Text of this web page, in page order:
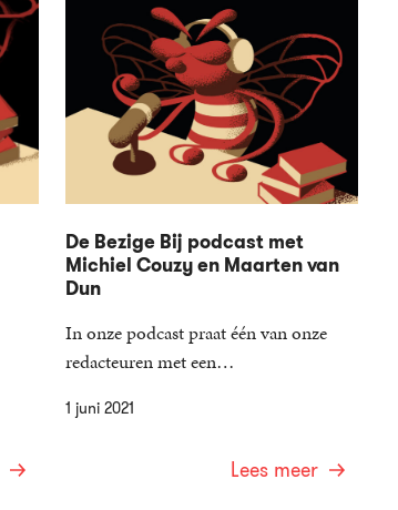
1 juni 2021
De Bezige Bij podcast met
Michiel Couzy en Maarten van
Dun
In onze podcast praat één van onze
redacteuren met een…
Lees meer